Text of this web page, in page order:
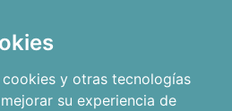
y otras tecnologías
su experiencia de